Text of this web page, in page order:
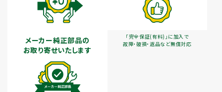
「完全保証(有料)」に加入で
故障・破損・返品など無償対応
メーカー純正部品の
お取り寄せいたします